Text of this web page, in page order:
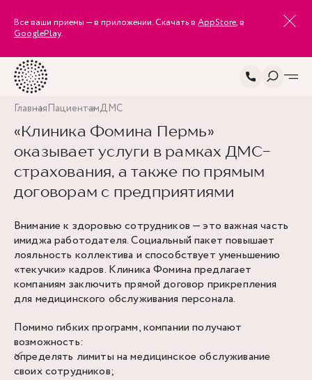
Все ваши приемы — в приложении. Скачать в AppStore, в
GooglePlay.
ГлавнаяПациентамДМС
«Клиника Фомина Пермь»
оказывает услуги в рамках ДМС-
страхования, а также по прямым
договорам с предприятиями
Внимание к здоровью сотрудников — это важная часть
имиджа работодателя. Социальный пакет повышает
лояльность коллектива и способствует уменьшению
«текучки» кадров. Клиника Фомина предлагает
компаниям заключить прямой договор прикрепления
для медицинского обслуживания персонала.
Помимо гибких программ, компании получают
возможность:
определять лимиты на медицинское обслуживание
своих сотрудников;